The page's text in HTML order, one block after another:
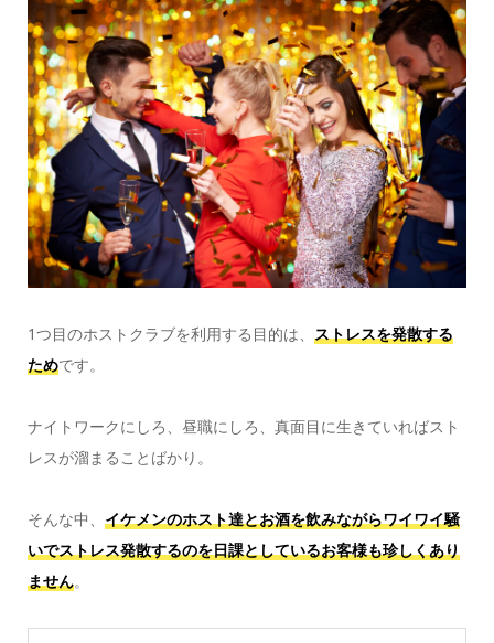
1つ目のホストクラブを利用する目的は、 ストレスを発散する
ためです。
ナイトワークにしろ、昼職にしろ、真面目に生きていればスト
レスが溜まることばかり。
そんな中、 イケメンのホスト達とお酒を飲みながらワイワイ騒
いでストレス発散するのを日課としているお客様も珍しくあり
ません。